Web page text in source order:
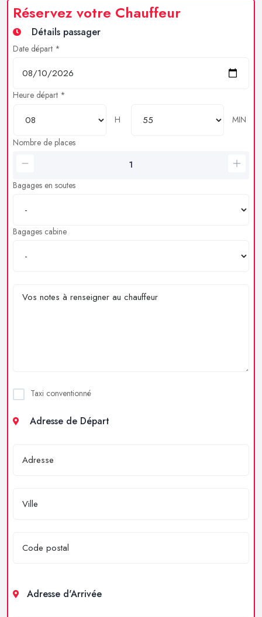
Réservez votre Chauffeur
Détails passager
Date départ *
Heure départ *
H
MIN
Nombre de places
Bagages en soutes
Bagages cabine
Taxi conventionné
Adresse de Départ
Adresse d'Arrivée